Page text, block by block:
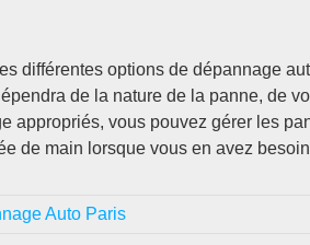
différentes options de dépannage
de la nature de la panne, de
appropriés, vous pouvez gérer les
de main lorsque vous en avez
Auto Paris